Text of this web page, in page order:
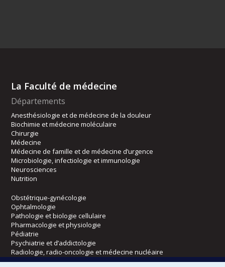
La Faculté de médecine
Départements
Anesthésiologie et de médecine de la douleur
Biochimie et médecine moléculaire
Chirurgie
Médecine
Médecine de famille et de médecine d’urgence
Microbiologie, infectiologie et immunologie
Neurosciences
Nutrition
Obstétrique-gynécologie
Ophtalmologie
Pathologie et biologie cellulaire
Pharmacologie et physiologie
Pédiatrie
Psychiatrie et d’addictologie
Radiologie, radio-oncologie et médecine nucléaire